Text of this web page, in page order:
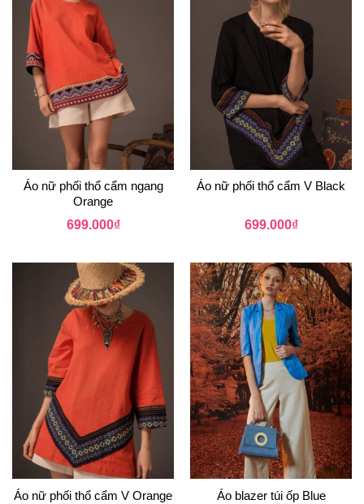
Áo nữ phối thổ cẩm ngang
Orange
699.000₫
Áo nữ phối thổ cẩm V Black
699.000₫
Áo nữ phối thổ cẩm V Orange
Áo blazer túi ốp Blue